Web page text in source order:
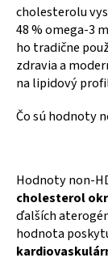
cholesterolu
48 % omega-3
ho tradične
zdravia a
na lipidový
Čo sú hodnoty
Hodnoty non-
cholesterol
ďalších
hodnota